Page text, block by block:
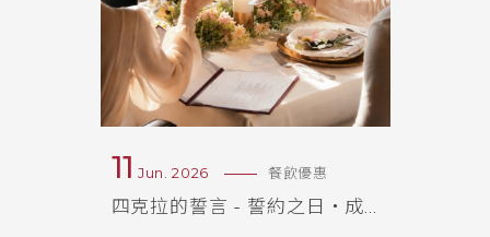
11 Jun. 2026 餐飲優惠